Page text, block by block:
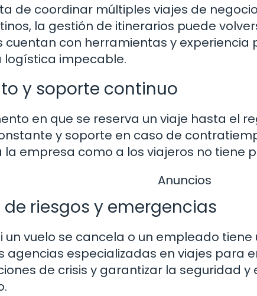
de coordinar múltiples viajes de
la gestión de itinerarios puede
cuentan con herramientas y experiencia
logística impecable.
y soporte continuo
en que se reserva un viaje hasta el
y soporte en caso de
empresa como a los viajeros no tiene
Anuncios
de riesgos y emergencias
un vuelo se cancela o un empleado
agencias especializadas en viajes
de crisis y garantizar la seguridad y